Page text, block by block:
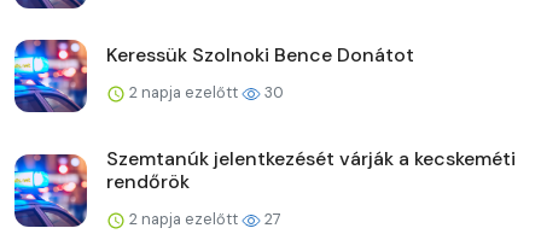
Keressük Szolnoki Bence Donátot
2 napja ezelőtt 30
Szemtanúk jelentkezését várják a kecskeméti
rendőrök
2 napja ezelőtt 27